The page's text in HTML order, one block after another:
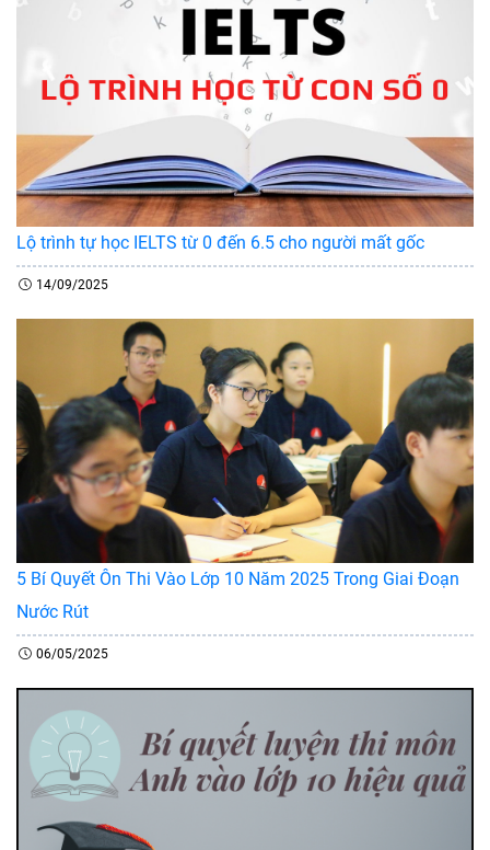
Lộ trình tự học IELTS từ 0 đến 6.5 cho người mất gốc
14/09/2025
5 Bí Quyết Ôn Thi Vào Lớp 10 Năm 2025 Trong Giai Đoạn
Nước Rút
06/05/2025